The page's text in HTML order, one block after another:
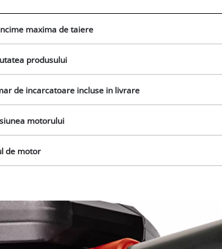
maxima de taiere
produsului
de incarcatoare incluse in livrare
motorului
de motor